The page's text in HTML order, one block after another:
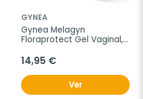
GYNEA
Gynea Melagyn
Floraprotect Gel Vaginal,
14,95 €
Ver